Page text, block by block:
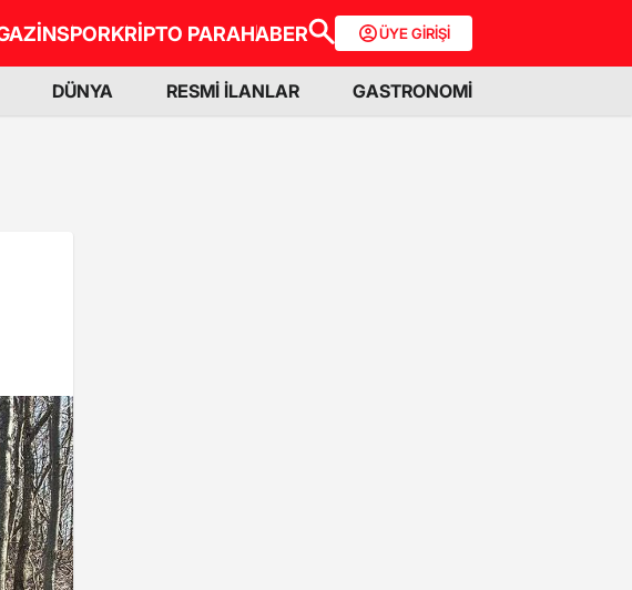
SPORKRİPTO PARAHABER ÜYE GİRİŞİ
DÜNYA RESMİ İLANLAR GASTRONOMİ